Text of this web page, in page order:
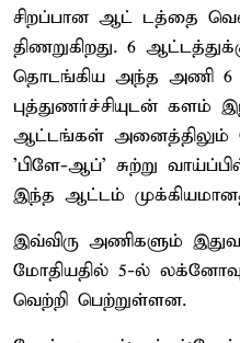
சிறப்பான ஆட் டத்தை
திணறுகிறது. 6
தொடங்கிய அந்த அணி 6
புத்துணர்ச்சியுடன் களம்
ஆட்டங்கள் அனைத்திலும்
'பிளே-ஆப்' சுற்று
இந்த ஆட்டம்
இவ்விரு அணிகளும்
மோதியதில் 5-ல்
வெற்றி பெற்றுள்ளன.